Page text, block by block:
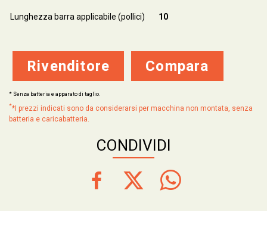
Lunghezza barra applicabile (pollici) 10
Rivenditore Compara
* Senza batteria e apparato di taglio.
**I prezzi indicati sono da considerarsi per macchina non montata, senza
batteria e caricabatteria.
CONDIVIDI